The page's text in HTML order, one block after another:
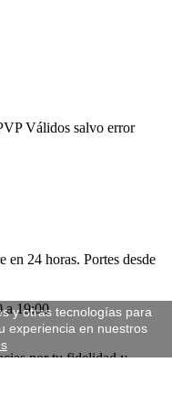
Válidos salvo error
en 24 horas. Portes desde
a 19:00
por tu fidelidad y
y otras tecnologías para
experiencia en nuestros